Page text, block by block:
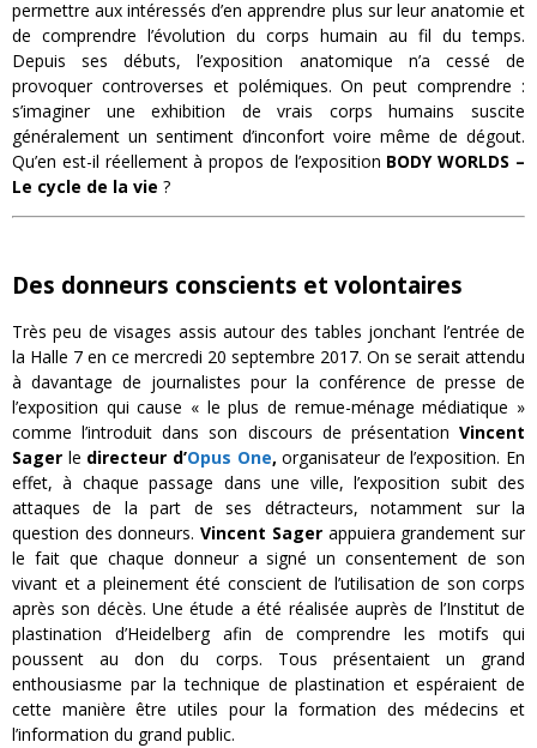
permettre aux intéressés d’en apprendre plus sur leur anatomie et
de comprendre l’évolution du corps humain au fil du temps.
Depuis ses débuts, l’exposition anatomique n’a cessé de
provoquer controverses et polémiques. On peut comprendre :
s’imaginer une exhibition de vrais corps humains suscite
généralement un sentiment d’inconfort voire même de dégout.
Qu’en est-il réellement à propos de l’exposition BODY WORLDS –
Le cycle de la vie ?
Des donneurs conscients et volontaires
Très peu de visages assis autour des tables jonchant l’entrée de
la Halle 7 en ce mercredi 20 septembre 2017. On se serait attendu
à davantage de journalistes pour la conférence de presse de
l’exposition qui cause « le plus de remue-ménage médiatique »
comme l’introduit dans son discours de présentation Vincent
Sager le directeur d’Opus One,organisateur de l’exposition. En
effet, à chaque passage dans une ville, l’exposition subit des
attaques de la part de ses détracteurs, notamment sur la
question des donneurs.Vincent Sagerappuiera grandement sur
le fait que chaque donneur a signé un consentement de son
vivant et a pleinement été conscient de l’utilisation de son corps
après son décès. Une étude a été réalisée auprès de l’Institut de
plastination d’Heidelberg afin de comprendre les motifs qui
poussent au don du corps. Tous présentaient un grand
enthousiasme par la technique de plastination et espéraient de
cette manière être utiles pour la formation des médecins et
l’information du grand public.